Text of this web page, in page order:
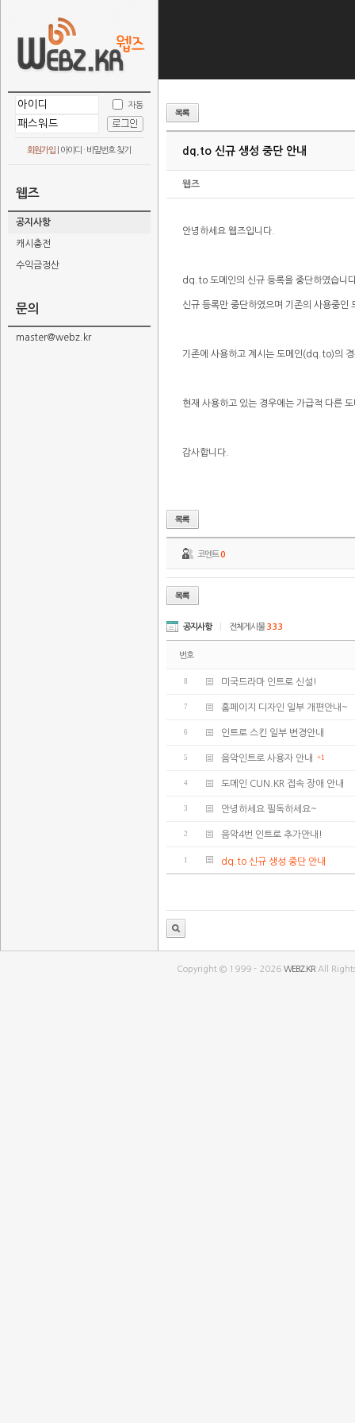
자동
회원가입 아이디 · 비밀번호 찾기
웹즈
공지사항
캐시충전
수익금정산
문의
master@webz.kr
dq.to 신규 생성 중단 안내
웹즈
안녕하세요 웹즈입니다.
dq.to 도메인의 신규 등록을 중단하였습니
신규 등록만 중단하였으며 기존의 사용중인
기존에 사용하고 계시는 도메인(dq.to)의
현재 사용하고 있는 경우에는 가급적 다른
감사합니다.
코멘트0
공지사항 전체게시물333
번호
8 미국드라마 인트로 신설!
7 홈페이지 디자인 일부 개편안내~
6 인트로 스킨 일부 변경안내
5 음악인트로 사용자 안내 +1
4 도메인 CUN.KR 접속 장애 안내
3 안녕하세요 필독하세요~
2 음악4번 인트로 추가안내!
1 dq.to 신규 생성 중단 안내
Copyright © 1999 - 2026WEBZ.KR All